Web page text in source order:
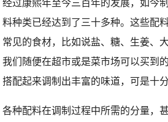
料种类已经达到了三十多种。这些配
常见的食材，比如说盐、糖、生姜、
我们随便在超市或是菜市场可以买到
搭配起来调制出丰富的味道，可是十分
各种配料在调制过程中所需的分量，